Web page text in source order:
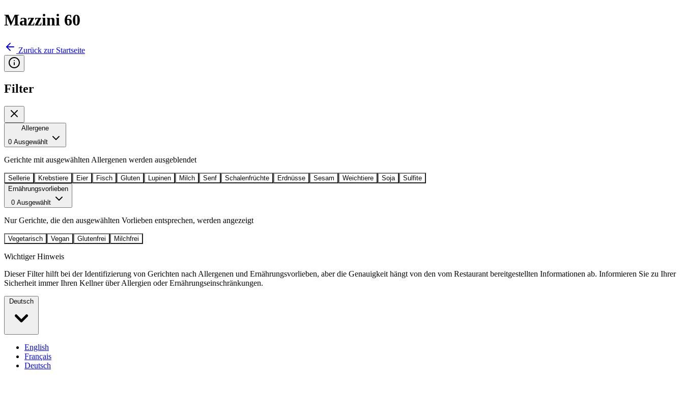
Mazzini 60
Zurück zur Startseite
Filter
Allergene
0 Ausgewählt
Gerichte mit ausgewählten Allergenen werden ausgeblendet
Sellerie Krebstiere Eier Fisch Gluten Lupinen Milch Senf Schalenfrüchte Erdnüsse Sesam Weichtiere Soja
Sulfite
Ernährungsvorlieben
0 Ausgewählt
Nur Gerichte, die den ausgewählten Vorlieben entsprechen, werden angezeigt
Vegetarisch Vegan Glutenfrei Milchfrei
Wichtiger Hinweis
Dieser Filter hilft bei der Identifizierung von Gerichten nach Allergenen und Ernährungsvorlieben, aber die Genauigkeit hängt von den vom Restaurant bereitgestellten Informationen ab. Informieren Sie zu Ihrer
Sicherheit immer Ihren Kellner über Allergien oder Ernährungseinschränkungen.
Deutsch
English
Français
Deutsch